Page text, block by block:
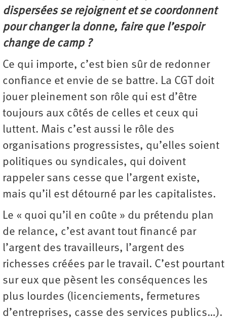
dispersées se rejoignent et se coordonnent
pour changer la donne, faire que l’espoir
change de camp ?
Ce qui importe, c’est bien sûr de redonner
confiance et envie de se battre. La CGT doit
jouer pleinement son rôle qui est d’être
toujours aux côtés de celles et ceux qui
luttent. Mais c’est aussi le rôle des
organisations progressistes, qu’elles soient
politiques ou syndicales, qui doivent
rappeler sans cesse que l’argent existe,
mais qu’il est détourné par les capitalistes.
Le « quoi qu’il en coûte » du prétendu plan
de relance, c’est avant tout financé par
l’argent des travailleurs, l’argent des
richesses créées par le travail. C’est pourtant
sur eux que pèsent les conséquences les
plus lourdes (licenciements, fermetures
d’entreprises, casse des services publics…).